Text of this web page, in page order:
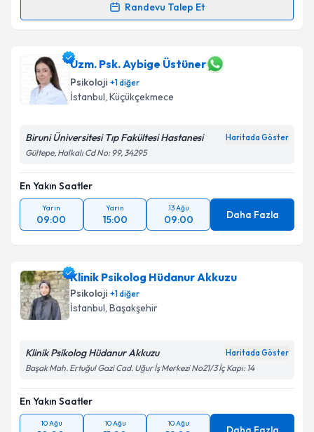
Randevu Talep Et
Randevu Takvimi Talebi
Klinik Psikolog Belgin Çamurcu Konuk
takvimi talebi oluşturun. Size bu uzmandan randevu
almanız için bir takvim hazırlandığında e-posta ile
bilgilendireceğiz.
E-posta Adresiniz
Kişisel verilerimin işlenmesine ilişkinAydınlatma
'ni okudum ve kişisel verilerimin belirtilen
kapsamda işlenmesini kabul ediyorum.
Takvim Talebini Gönder
Uzm. Psk. Aybige Üstüner
Psikoloji +1diğer
İstanbul, Küçükçekmece
Biruni Üniversitesi Tıp Fakültesi Hastanesi Haritada Göster
Gültepe, Halkalı Cd No: 99, 34295
En Yakın Saatler
Yarın
09:00
Yarın
15:00
13 Ağu
09:00 Daha Fazla
Klinik Psikolog Hüdanur Akkuzu
Psikoloji +1diğer
İstanbul, Başakşehir
Klinik Psikolog Hüdanur Akkuzu Haritada Göster
Başak Mah. Ertuğul Gazi Cad. Uğur İş Merkezi No21/3 İç Kapı: 14
En Yakın Saatler
10 Ağu 10 Ağu 10 Ağu